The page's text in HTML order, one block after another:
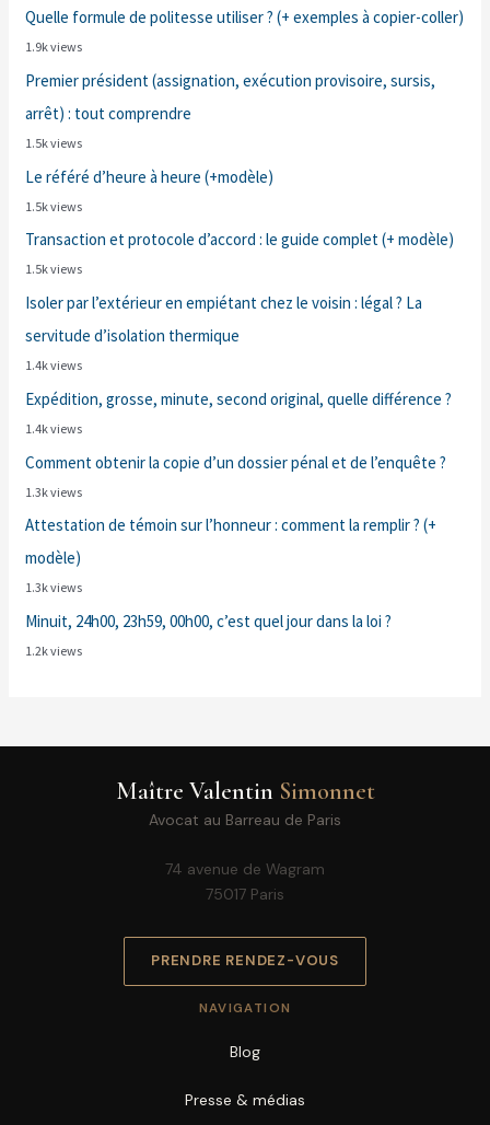
Quelle formule de politesse utiliser ? (+ exemples à copier-coller)
1.9k views
Premier président (assignation, exécution provisoire, sursis,
arrêt) : tout comprendre
1.5k views
Le référé d’heure à heure (+modèle)
1.5k views
Transaction et protocole d’accord : le guide complet (+ modèle)
1.5k views
Isoler par l’extérieur en empiétant chez le voisin : légal ? La
servitude d’isolation thermique
1.4k views
Expédition, grosse, minute, second original, quelle différence ?
1.4k views
Comment obtenir la copie d’un dossier pénal et de l’enquête ?
1.3k views
Attestation de témoin sur l’honneur : comment la remplir ? (+
modèle)
1.3k views
Minuit, 24h00, 23h59, 00h00, c’est quel jour dans la loi ?
1.2k views
Maître Valentin Simonnet
Avocat au Barreau de Paris
74 avenue de Wagram
75017 Paris
PRENDRE RENDEZ-VOUS
NAVIGATION
Blog
Presse & médias